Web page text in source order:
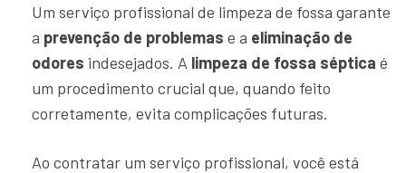
Um serviço profissional de limpeza de fossa garante
a prevenção de problemas e a eliminação de
odores indesejados. A limpeza de fossa séptica é
um procedimento crucial que, quando feito
corretamente, evita complicações futuras.
Ao contratar um serviço profissional, você está